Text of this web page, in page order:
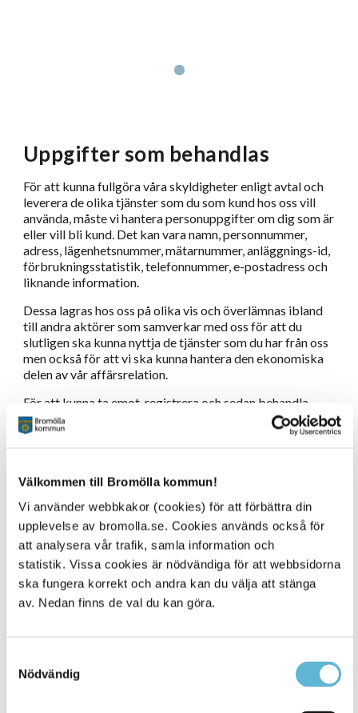
Välkommen till Bromölla kommun!
Vi använder webbkakor (cookies) för att förbättra din
upplevelse av bromolla.se. Cookies används också för
att analysera vår trafik, samla information och
statistik. Vissa cookies är nödvändiga för att webbsidorna
ska fungera korrekt och andra kan du välja att stänga
av. Nedan finns de val du kan göra.
Nödvändig
Uppgifter som behandlas
För att kunna fullgöra våra skyldigheter enligt avtal och
leverera de olika tjänster som du som kund hos oss vill
använda, måste vi hantera personuppgifter om dig som är
eller vill bli kund. Det kan vara namn, personnummer,
adress, lägenhetsnummer, mätarnummer, anläggnings-id,
förbrukningsstatistik, telefonnummer, e-postadress och
liknande information.
Dessa lagras hos oss på olika vis och överlämnas ibland
till andra aktörer som samverkar med oss för att du
slutligen ska kunna nyttja de tjänster som du har från oss
men också för att vi ska kunna hantera den ekonomiska
delen av vår affärsrelation.
För att kunna ta emot, registrera och sedan behandla
personuppgifter om en potentiell eller befintlig kund
måste det föreligga en rättslig grund för behandlingen.
vara baserat på det avtal som ligger till grund för vår
relation. I vissa fall är det ett samtycke från den
registrerade. Enkelt uttryckt kan vi sammanfatta det till
att de uppgifter som behövs för att uppfylla avtalet
måste registreras och behandlas och de uppgifter som vi
behöver för att kunna utveckla vår service, de behöver vi
ett samtycke till för att behandla.
Varifrån hämtar vi uppgifter
insamlas i samband med att du anmäler dig som kund
eller ingår avtal med oss och utgör en förutsättning för
uppgifterna kommer från andra källor, som elinstalla­